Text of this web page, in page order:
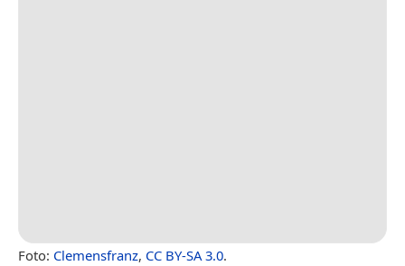
Foto: Clemensfranz, CC BY-SA 3.0.